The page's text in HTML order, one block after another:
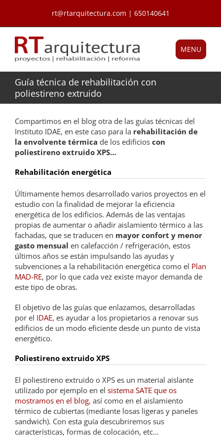
contenido
rt@rtarquitectura.com | 650140641
MENU
Guía técnica de rehabilitación con
poliestireno extruido
Compartimos en el blog otra de las guías técnicas del
Instituto IDAE, en este caso para la rehabilitación de
la envolvente térmica de los edificios con
poliestireno extruido XPS…
Rehabilitación energética
Últimamente hemos desarrollado varios proyectos en el
estudio con la finalidad de mejorar la eficiencia
energética de los edificios. Además de las ventajas
propias de aumentar o añadir aislamiento térmico a las
fachadas, que se traducen en mayor confort y menor
gasto mensual en calefacción / refrigeración, estos
últimos años se están impulsando las ayudas y
subvenciones a la rehabilitación energética como el Plan
MAD-RE, por lo que cada vez existe mayor demanda de
este tipo de obras.
El objetivo de las guías que enlazamos, desarrolladas
por el IDAE, es ayudar a los propietarios a renovar sus
edificios de un modo eficiente desde un punto de vista
energético.
Poliestireno extruido XPS
El poliestireno extruido o XPS es un material aislante
utilizado por ejemplo en el sistema SATE que os
mostramos en el blog, así como en el aislamiento
térmico de cubiertas (mediante losas ligeras y paneles
sandwich). Con esta guía descubriremos sus
características, formas de colocación, etc…